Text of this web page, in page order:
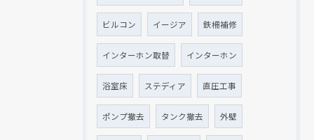
ビルコン イージア 鉄柵補修
インターホン取替 インターホン
浴室床 ステディア 直圧工事
ポンプ撤去 タンク撤去 外壁